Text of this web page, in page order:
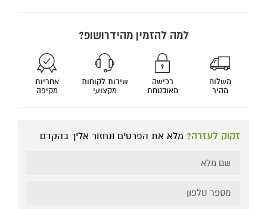
למה להזמין מהידרושופ?
משלוח
מהיר
רכישה
מאובטחת
שירות לקוחות
מקצועי
אחריות
מקיפה
זקוק לעזרה? מלא את הפרטים ונחזור אליך בהקדם